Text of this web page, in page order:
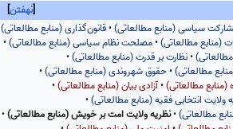
نهفتن
سیاسی (منابع مطالعاتی)•قانون‌گذاری (منابع مطالعاتی)
(منابع مطالعاتی)•مصلحت نظام سیاسی (منابع مطالعاتی)•
•نظارت بر قدرت (منابع مطالعاتی)•
مطالعاتی)•حقوق شهروندی (منابع مطالعاتی)•
(منابع مطالعاتی)•آزادی بیان (منابع مطالعاتی)•
ولایت انتخابی فقیه (منابع مطالعاتی)•
مطالعاتی)•نظریه ولایت امت بر خویش (منابع مطالعاتی)•